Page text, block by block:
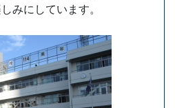
みにしています。